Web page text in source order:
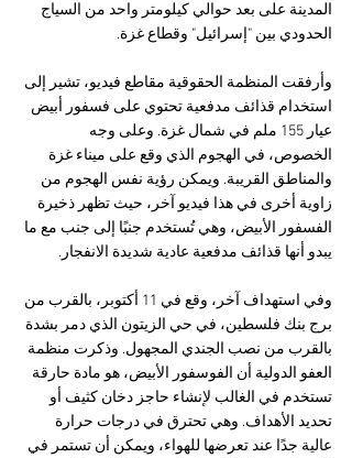
المدينة على بعد حوالي كيلومتر واحد من السياج
الحدودي بين "إسرائيل" وقطاع غزة.
وأرفقت المنظمة الحقوقية مقاطع فيديو، تشير إلى
استخدام قذائف مدفعية تحتوي على فسفور أبيض
عيار 155 ملم في شمال غزة. وعلى وجه
الخصوص، في الهجوم الذي وقع على ميناء غزة
والمناطق القريبة. ويمكن رؤية نفس الهجوم من
زاوية أخرى في هذا فيديو آخر، حيث تظهر ذخيرة
الفسفور الأبيض، وهي تُستخدم جنبًا إلى جنب مع ما
يبدو أنها قذائف مدفعية عادية شديدة الانفجار.
وفي استهداف آخر، وقع في 11 أكتوبر، بالقرب من
برج بنك فلسطين، في حي الزيتون الذي دمر بشدة
بالقرب من نصب الجندي المجهول. وذكرت منظمة
العفو الدولية أن الفوسفور الأبيض، هو مادة حارقة
تستخدم في الغالب لإنشاء حاجز دخان كثيف أو
تحديد الأهداف. وهي تحترق في درجات حرارة
عالية جدًا عند تعرضها للهواء، ويمكن أن تستمر في